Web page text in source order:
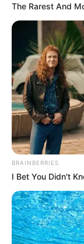
gambar yang bisa
BINATANG
The Rarest And
BRAINBERRIES
I Bet You Didn't